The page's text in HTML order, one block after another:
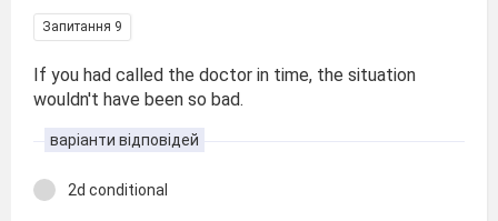
Запитання 9
If you had called the doctor in time, the situation
wouldn't have been so bad.
варіанти відповідей
2d conditional